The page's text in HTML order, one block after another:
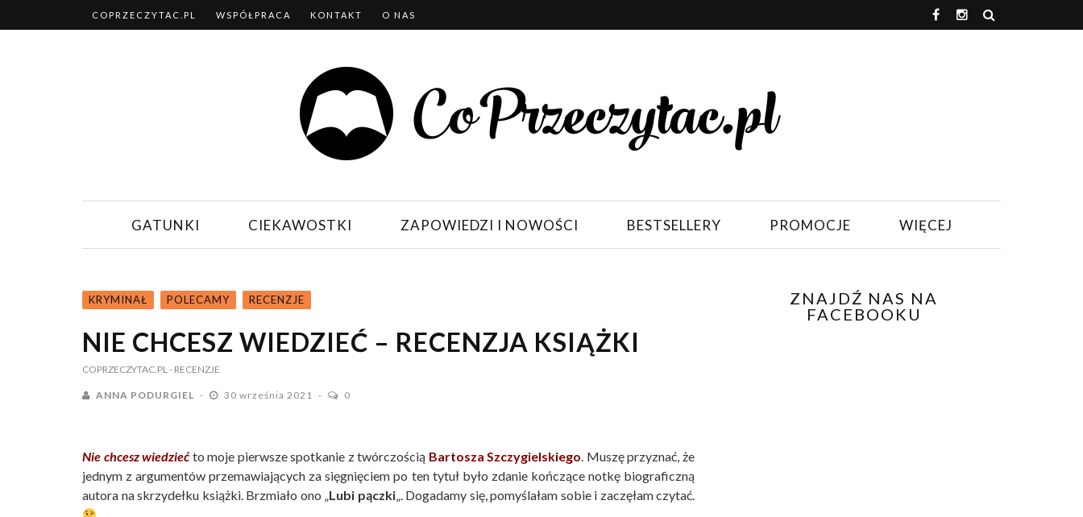
COPRZECZYTAC.PL WSPÓŁPRACA KONTAKT O NAS
GATUNKI CIEKAWOSTKI ZAPOWIEDZI I NOWOŚCI BESTSELLERY PROMOCJE WIĘCEJ
KRYMINAŁ POLECAMY RECENZJE
NIE CHCESZ WIEDZIEĆ – RECENZJA KSIĄŻKI
COPRZECZYTAC.PL- RECENZJE
ANNA PODURGIEL 30 września 2021 0
Nie chcesz wiedzieć to moje pierwsze spotkanie z twórczością Bartosza Szczygielskiego. Muszę przyznać, że
jednym z argumentów przemawiających za sięgnięciem po ten tytuł było zdanie kończące notkę biograficzną
autora na skrzydełku książki. Brzmiało ono „Lubi pączki„. Dogadamy się, pomyślałam sobie i zaczęłam czytać.
ZNAJDŹ NAS NA
FACEBOOKU